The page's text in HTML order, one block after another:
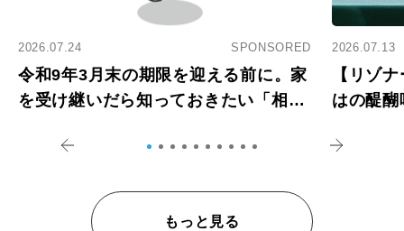
2026.07.24 SPONSORED
令和9年3月末の期限を迎える前に。家
を受け継いだら知っておきたい「相続
2026.07.13
【リゾ
はの醍
もっと見る